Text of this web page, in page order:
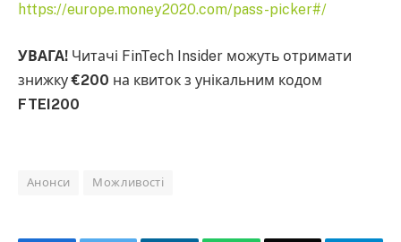
https://europe.money2020.com/pass-picker#/
УВАГА! Читачі FinTech Insider можуть отримати
знижку€200 на квиток з унікальним кодом
FTEI200
Анонси Можливості